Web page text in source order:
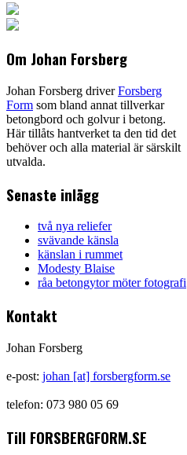
Om Johan Forsberg
Johan Forsberg driverForsberg
Form som bland annat tillverkar
betongbord och golvur i betong.
Här tillåts hantverket ta den tid det
behöver och alla material är särskilt
utvalda.
Senaste inlägg
två nya reliefer
svävande känsla
känslan i rummet
Modesty Blaise
råa betongytor möter fotografi
Kontakt
Johan Forsberg
e-post: johan [at] forsbergform.se
telefon: 073 980 05 69
Till FORSBERGFORM.SE